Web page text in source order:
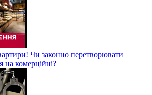
Чи законно перетворювати
на комерційні?